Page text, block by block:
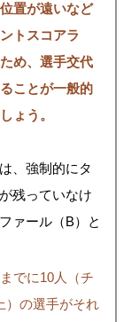
置が遠いなど
トスコアラ
め、選手交代
ことが一般的
ょう。
、強制的にタ
残っていなけ
ァール（B）と
でに10人（チ
）の選手がそれ